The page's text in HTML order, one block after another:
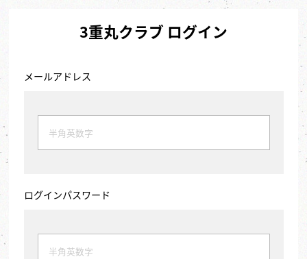
3重丸クラブ ログイン
メールアドレス
ログインパスワード